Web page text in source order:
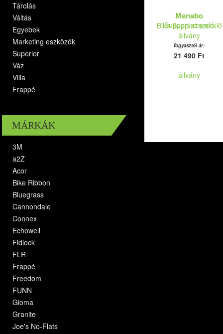
Tárolás
Váltás
Egyebek
Marketing eszközök
Superior
Váz
Villa
Frappé
MÁRKÁK
3M
a2Z
Acor
Bike Ribbon
Bluegrass
Cannondale
Connex
Echowell
Fidlock
FLR
Frappé
Freedom
FUNN
Gioma
Granite
Joe's No-Flats
Menabo
Bike Support szerelő
állvány
fogyasztói ár:
21 490 Ft